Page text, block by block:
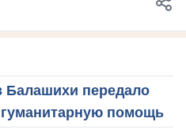
Балашихи передало
помощь